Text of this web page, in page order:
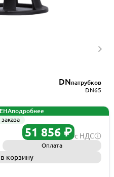
DNпатрубков
DN65
подробнее
51 856 ₽ с НДС
Оплата
корзину